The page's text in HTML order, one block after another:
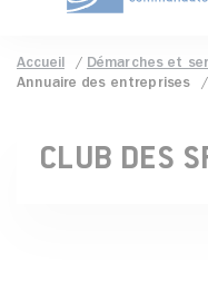
Accueil Démarches et
Annuaire des entreprises
CLUB DES